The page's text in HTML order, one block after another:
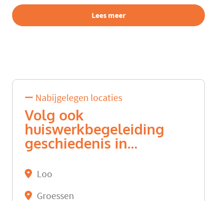
Lees meer
Nabijgelegen locaties
Volg ook
huiswerkbegeleiding
geschiedenis in...
Loo
Groessen